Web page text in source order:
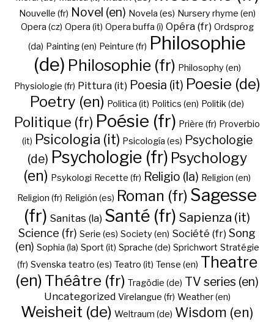
Nouvelle (fr) Novel (en) Novela (es) Nursery rhyme (en)
Opera (cz) Opera (it) Opera buffa (i) Opéra (fr) Ordsprog
(da) Painting (en) Peinture (fr) Philosophie
(de) Philosophie (fr) Philosophy (en)
Physiologie (fr) Pittura (it) Poesia (it) Poesie (de)
Poetry (en) Politica (it) Politics (en) Politik (de)
Politique (fr) Poésie (fr) Prière (fr) Proverbio
(it) Psicologia (it) Psicología (es) Psychologie
(de) Psychologie (fr) Psychology
(en) Psykologi Recette (fr) Religio (la) Religion (en)
Religion (fr) Religión (es) Roman (fr) Sagesse
(fr) Sanitas (la) Santé (fr) Sapienza (it)
Science (fr) Serie (es) Society (en) Société (fr) Song
(en) Sophia (la) Sport (it) Sprache (de) Sprichwort Stratégie
(fr) Svenska teatro (es) Teatro (it) Tense (en) Theatre
(en) Théâtre (fr) Tragödie (de) TV series (en)
Uncategorized Virelangue (fr) Weather (en)
Weisheit (de) Weltraum (de) Wisdom (en)